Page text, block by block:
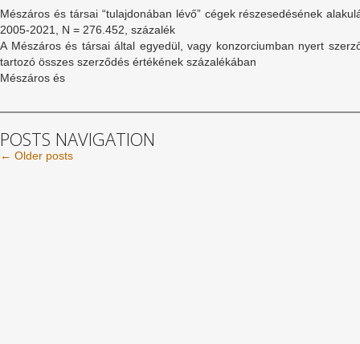
Mészáros és társai “tulajdonában lévő” cégek részesedésének
2005-2021, N = 276.452, százalék
A Mészáros és társai által egyedül, vagy konzorciumban nyert
tartozó összes szerződés értékének százalékában
Mészáros és
POSTS NAVIGATION
← Older posts